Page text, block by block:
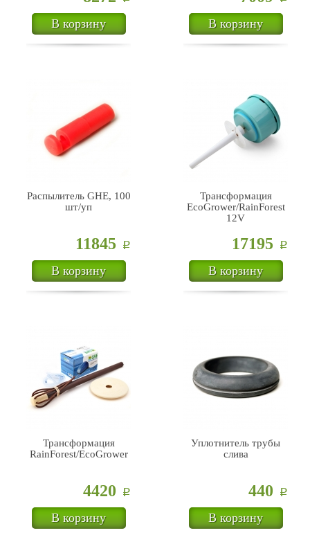
В корзину В корзину
Распылитель GHE, 100
шт/уп
11845 Р
В корзину
Трансформация
EcoGrower/RainForest
12V
17195 Р
В корзину
Трансформация
RainForest/EcoGrower
4420 Р
В корзину
Уплотнитель трубы
слива
440 Р
В корзину